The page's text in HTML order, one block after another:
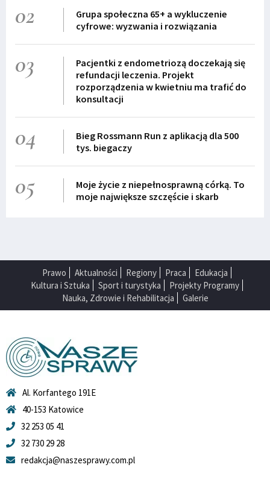
02
Grupa społeczna 65+ a wykluczenie
cyfrowe: wyzwania i rozwiązania
03
Pacjentki z endometriozą doczekają się
refundacji leczenia. Projekt
rozporządzenia w kwietniu ma trafić do
konsultacji
04
Bieg Rossmann Run z aplikacją dla 500
tys. biegaczy
05
Moje życie z niepełnosprawną córką. To
moje największe szczęście i skarb
Prawo Aktualności Regiony Praca
Edukacja
Kultura i Sztuka
Sport i turystyka
Projekty Programy
Nauka, Zdrowie i Rehabilitacja
Galerie
Al. Korfantego 191E
40-153 Katowice
32 253 05 41
32 730 29 28
redakcja@naszesprawy.com.pl